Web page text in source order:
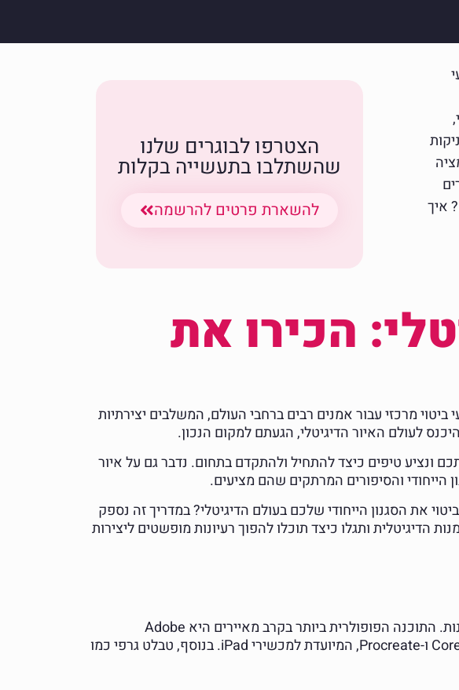
איך
הצטרפו לבוגרים שלנו
שהשתלבו בתעשייה בקלות
להשארת פרטים להרשמה
הכירו את
מרכזי עבור אמנים רבים ברחבי העולם, המשלבים יצירתיות
לעולם האיור הדיגיטלי, הגעתם למקום הנכון.
ונציע טיפים כיצד להתחיל ולהתקדם בתחום. נדבר גם על איור
הייחודי והסיפורים המרתקים שהם מציעים.
את הסגנון הייחודי שלכם בעולם הדיגיטלי? במדריך זה נספק
ותגלו כיצד תוכלו להפוך רעיונות מופשטים ליצירות
כדי להתחיל באיור דיגיטלי, חשוב להכיר את הכלים הבסיסיים שיעזרו לכם להפוך רעיונות לאמנות. התוכנה הפופולרית ביותר בקרב מאיירים היא Adobe
Photoshop, המציעה מגוון רחב של מברשות וכלי עריכה. תוכנות נוספות כוללות את Corel Painter ו-Procreate, המיועדת למכשירי iPad. בנוסף, טבלט גרפי כמו